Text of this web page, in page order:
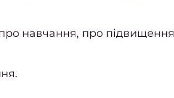
навчання, про підвищення